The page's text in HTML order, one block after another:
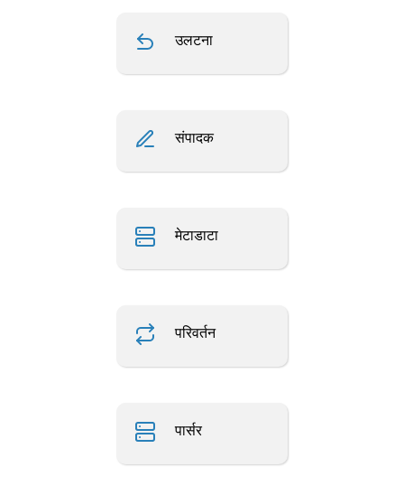
उलटना
संपादक
मेटाडाटा
परिवर्तन
पार्सर